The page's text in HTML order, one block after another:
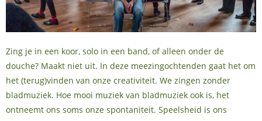
Zing je in een koor, solo in een band, of alleen onder de
douche? Maakt niet uit. In deze meezingochtenden gaat het om
het (terug)vinden van onze creativiteit. We zingen zonder
bladmuziek. Hoe mooi muziek van bladmuziek ook is, het
ontneemt ons soms onze spontaniteit. Speelsheid is ons